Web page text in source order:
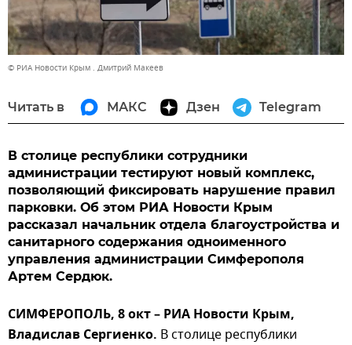
© РИА Новости Крым . Дмитрий Макеев
Читать в МАКС Дзен Telegram
В столице республики сотрудники
администрации тестируют новый комплекс,
позволяющий фиксировать нарушение правил
парковки. Об этом РИА Новости Крым
рассказал начальник отдела благоустройства и
санитарного содержания одноименного
управления администрации Симферополя
Артем Сердюк.
СИМФЕРОПОЛЬ, 8 окт – РИА Новости Крым,
Владислав Сергиенко. В столице республики